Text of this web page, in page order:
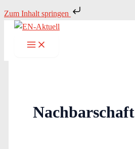
Zum Inhalt springen
Inhalt
springen
Nachbarschaft